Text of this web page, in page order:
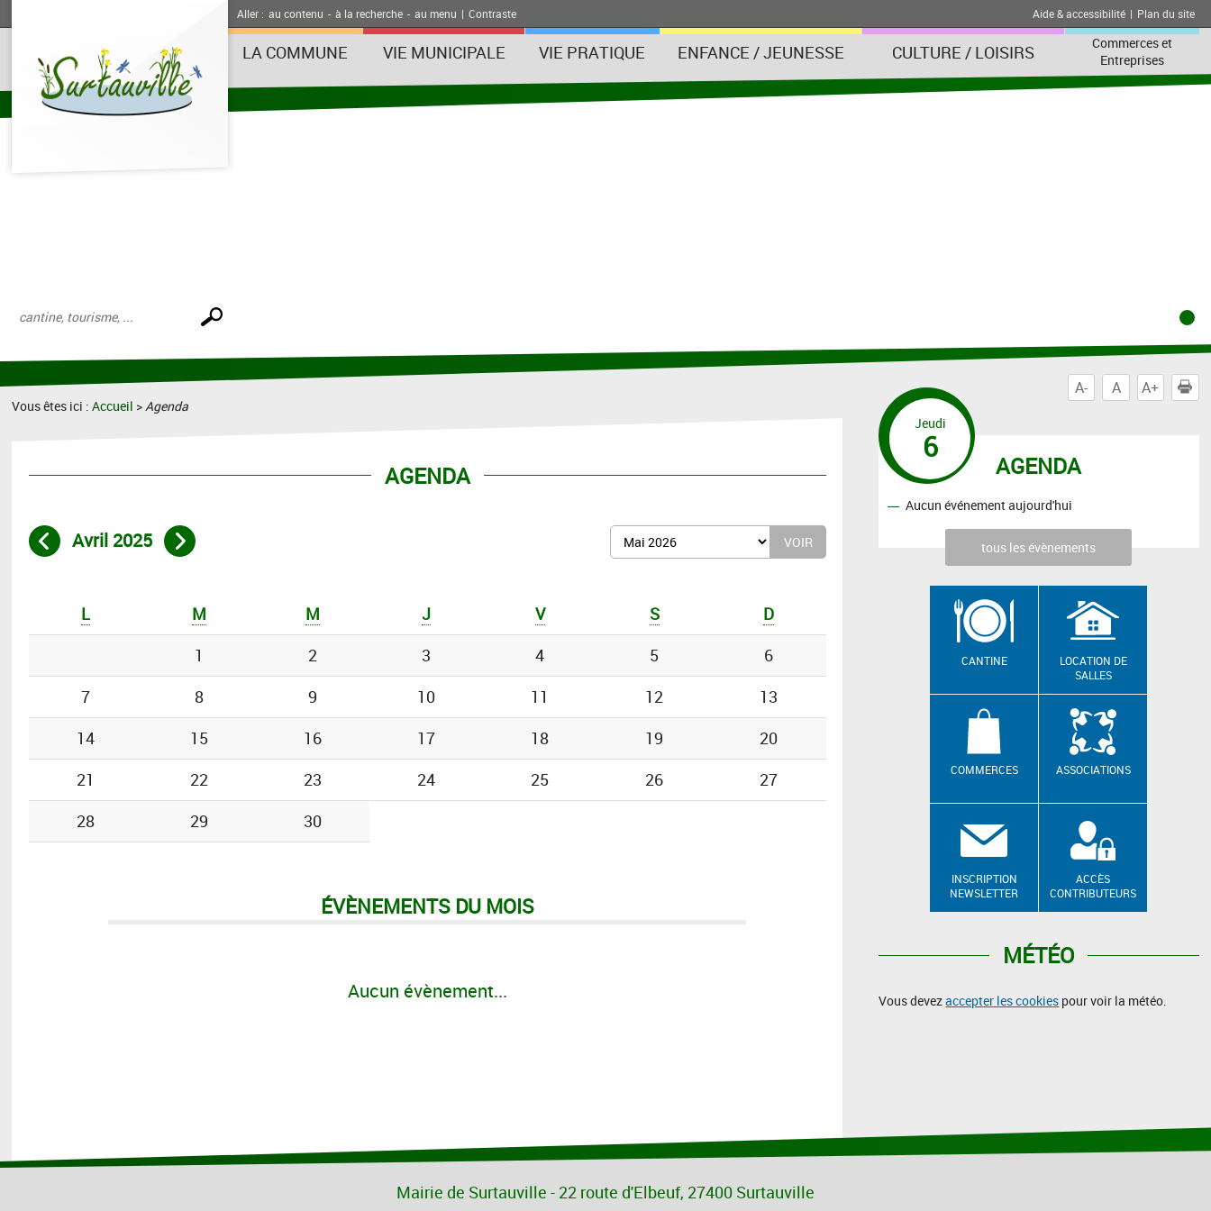
Aller : au contenu - à la recherche - au menu | Contraste Aide & accessibilité | Plan du site
LA COMMUNE VIE MUNICIPALE VIE PRATIQUE ENFANCE / JEUNESSE CULTURE / LOISIRS
Commerces et
Entreprises
Effectuer
A- A A+
Vous êtes ici :Accueil >Agenda
AGENDA
Mois précédent
Avril 2025
Mois suivant
Afficher
le
L M M J V S
D
1
2 3 4 5
6
7
8 9 10 11 12
13
14
15 16 17 18 19
20
21
22 23 24 25 26
27
28
29 30
ÉVÈNEMENTS DU MOIS
Aucun évènement...
AGENDA
Jeudi
6
Aucun événement aujourd'hui
tous les évènements
CANTINE
LOCATION DE
SALLES
COMMERCES ASSOCIATIONS
INSCRIPTION
NEWSLETTER
ACCÈS
CONTRIBUTEURS
MÉTÉO
Vous devezaccepter les cookies pour voir la météo.
Mairie de Surtauville - 22 route d'Elbeuf, 27400 Surtauville